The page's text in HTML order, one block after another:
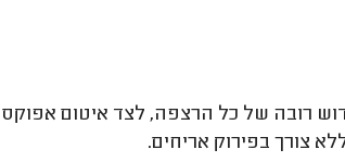
רובה של כל הרצפה, לצד איטום
צורך בפירוק אריחים.